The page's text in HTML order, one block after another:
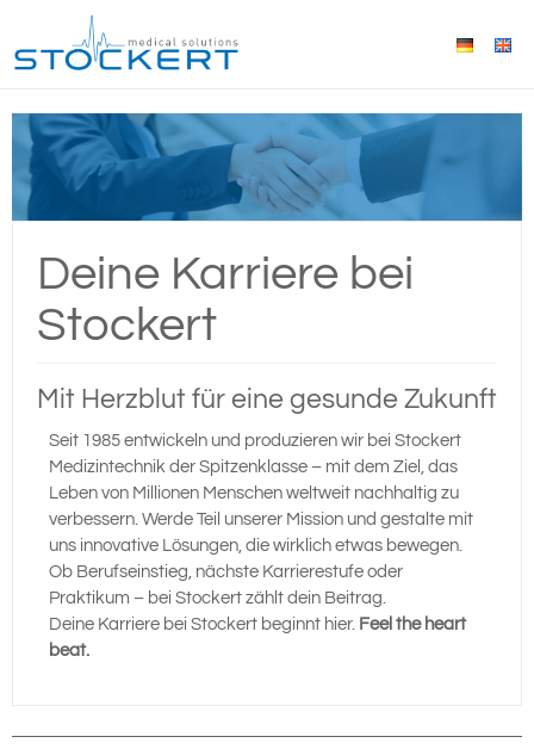
Deine Karriere bei
Stockert
Mit Herzblut für eine gesunde Zukunft
Seit 1985 entwickeln und produzieren wir bei Stockert
Medizintechnik der Spitzenklasse – mit dem Ziel, das
Leben von Millionen Menschen weltweit nachhaltig zu
verbessern. Werde Teil unserer Mission und gestalte mit
uns innovative Lösungen, die wirklich etwas bewegen.
Ob Berufseinstieg, nächste Karrierestufe oder
Praktikum – bei Stockert zählt dein Beitrag.
Deine Karriere bei Stockert beginnt hier. Feel the heart
beat.